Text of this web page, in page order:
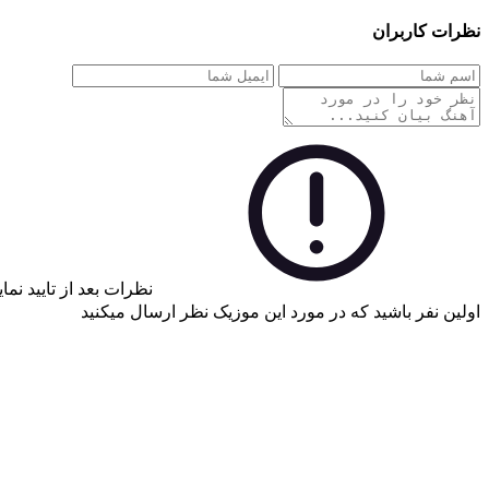
نظرات کاربران
نظرات بعد از تایید
اولین نفر باشید که در مورد این موزیک نظر ارسال میکنید